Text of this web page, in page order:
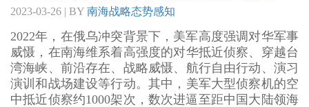
2023-03-26 | BY 南海战略态势感知
2022年，在俄乌冲突背景下，美军高度强调对华军事
威慑，在南海维系着高强度的对华抵近侦察、穿越台
湾海峡、前沿存在、战略威慑、航行自由行动、演习
演训和战场建设等行动。其中，美军大型侦察机的空
中抵近侦察约1000架次，数次进逼至距中国大陆领海